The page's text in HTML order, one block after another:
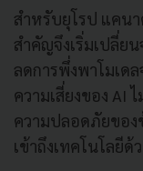
สำหรับยุโรป แคน
สำคัญจึงเริ่มเปลี่ย
ลดการพึ่งพาโมเดล
ความเสี่ยงของ AI
ความปลอดภัยของ
เข้าถึงเทคโนโลยีด้